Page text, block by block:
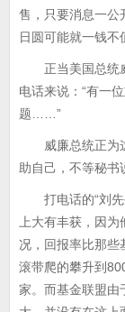
售，只要消息一公
日圆可能就一钱不
正当美国总统威
电话来说：“有一
题……”
威廉总统正为这
助自己，不等秘书
打电话的“刘先
上大有丰获，因
况，回报率比那些
滚带爬的攀升到
家。而基金联盟由